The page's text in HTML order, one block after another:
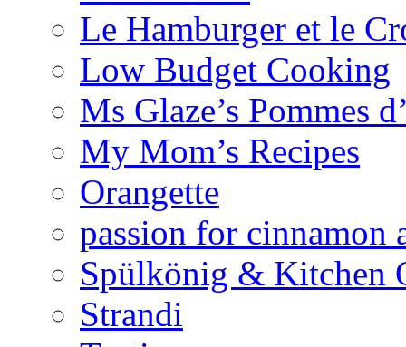
Le Hamburger et le
Low Budget Cooking
Ms Glaze’s Pommes
My Mom’s Recipes
Orangette
passion for cinnamon
Spülkönig & Kitchen
Strandi